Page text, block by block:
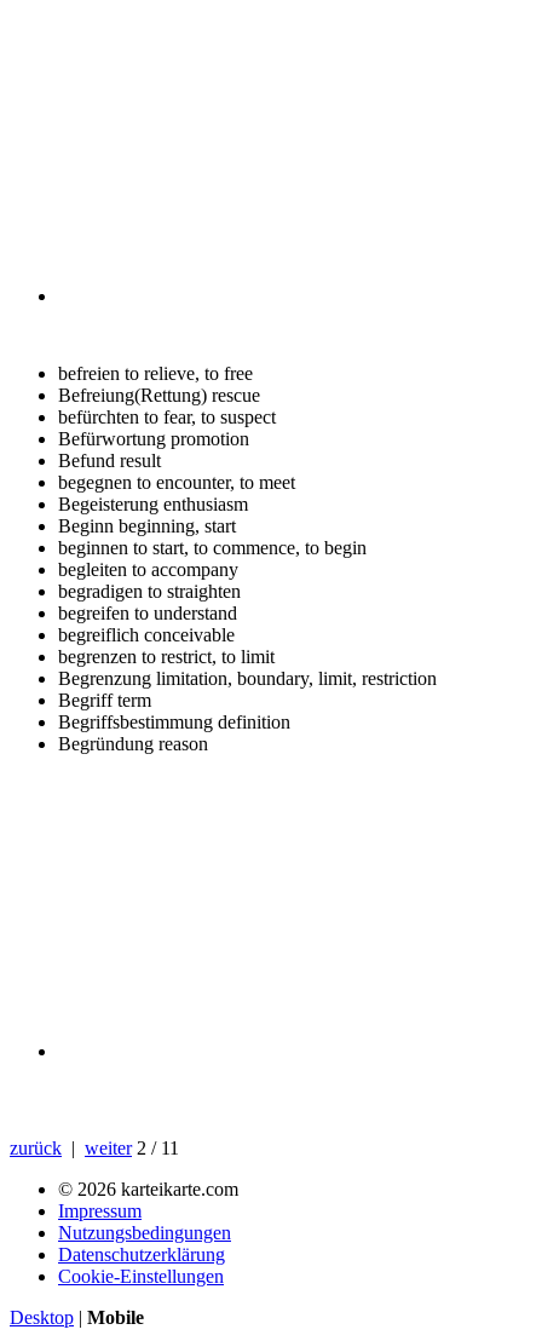
befreien to relieve, to free
Befreiung(Rettung) rescue
befürchten to fear, to suspect
Befürwortung promotion
Befund result
begegnen to encounter, to meet
Begeisterung enthusiasm
Beginn beginning, start
beginnen to start, to commence, to begin
begleiten to accompany
begradigen to straighten
begreifen to understand
begreiflich conceivable
begrenzen to restrict, to limit
Begrenzung limitation, boundary, limit, restriction
Begriffterm
Begriffsbestimmung definition
Begründung reason
zurück | weiter 2 / 11
© 2026 karteikarte.com
Impressum
Nutzungsbedingungen
Datenschutzerklärung
Cookie-Einstellungen
Desktop | Mobile